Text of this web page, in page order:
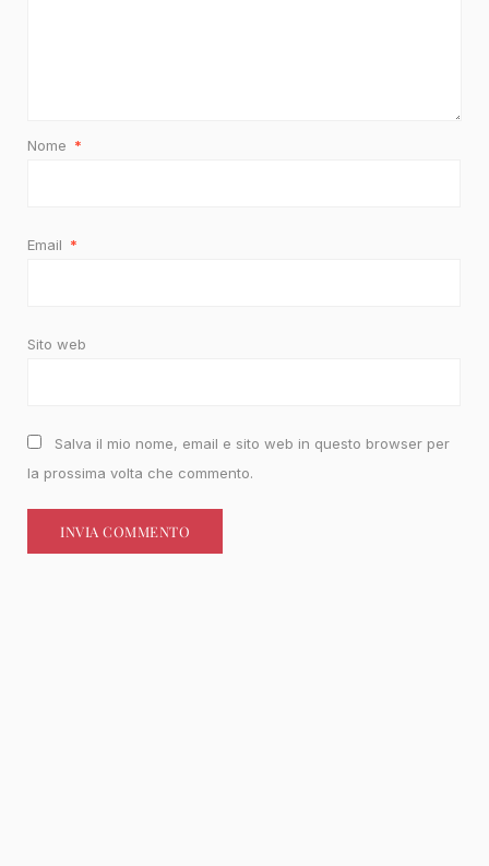
Nome *
Email *
Sito web
Salva il mio nome, email e sito web in questo browser per
la prossima volta che commento.